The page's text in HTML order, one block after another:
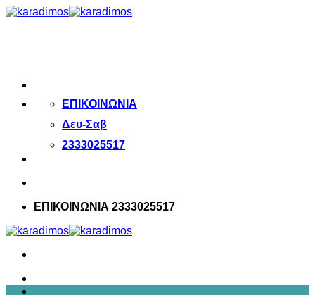
Μετάβαση
ΕΠΙΚΟΙΝΩΝΙΑ
Δευ-Σαβ
2333025517
ΕΠΙΚΟΙΝΩΝΙΑ 2333025517